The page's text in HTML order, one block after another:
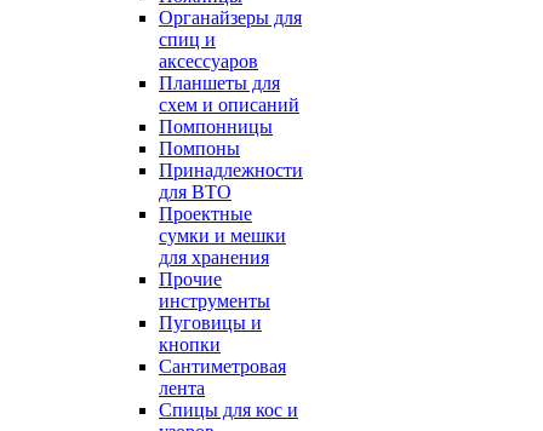
Органайзеры для
спиц и
аксессуаров
Планшеты для
схем и описаний
Помпонницы
Помпоны
Принадлежности
для ВТО
Проектные
сумки и мешки
для хранения
Прочие
инструменты
Пуговицы и
кнопки
Сантиметровая
лента
Спицы для кос и